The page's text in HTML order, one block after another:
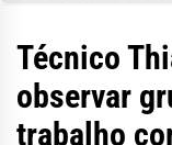
Técnico
observar
trabalho